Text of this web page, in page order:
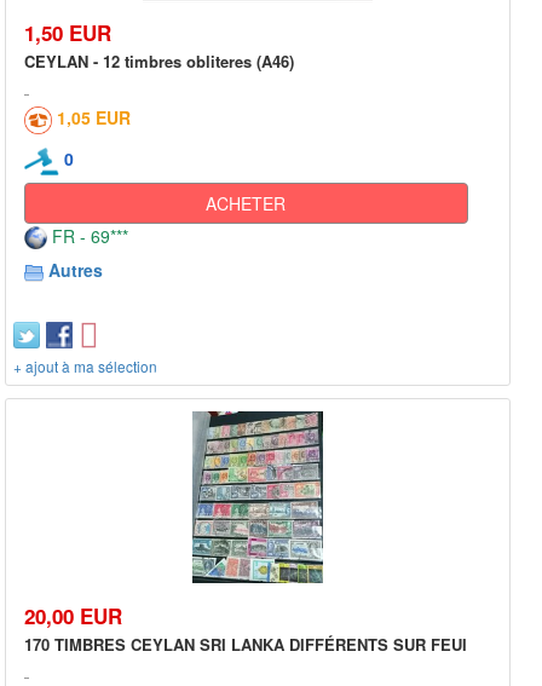
1,50 EUR
CEYLAN - 12 timbres obliteres (A46)
1,05 EUR
0
ACHETER
FR - 69***
Autres
+ ajout à ma sélection
20,00 EUR
170 TIMBRES CEYLAN SRI LANKA DIFFÉRENTS SUR FEUI